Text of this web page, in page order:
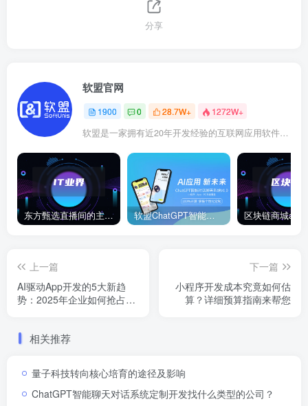
分享
软盟官网
1900 0 28.7W+ 1272W+
软盟是一家拥有近20年开发经验的互联网应用软件开发商，软盟专注于新商业模式数字化技术服务！
东方甄选直播间的主播董宇辉在卖玉米时称“918是好日子”，此事引发网络热议。 软盟ChatGPT智能聊天对话系统
上一篇
AI驱动App开发的5大新趋
势：2025年企业如何抢占先
下一篇
小程序开发成本究竟如何估
算？详细预算指南来帮您
相关推荐
量子科技转向核心培育的途径及影响
ChatGPT智能聊天对话系统定制开发找什么类型的公司？